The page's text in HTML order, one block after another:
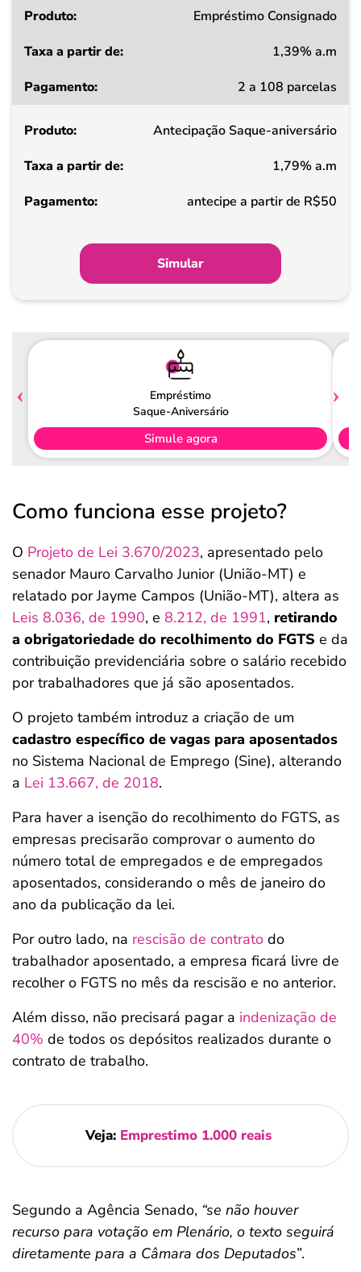
Produto
a
de
Pagamento
Empréstimo Consignado
1,39% a.m
2 a 108 parcelas
Antecipação Saque-aniversário
1,79% a.m
antecipe a partir de R$50
Simular
Empréstimo
Saque-Aniversário
Simule agora
Como funciona esse projeto?
O Projeto de Lei 3.670/2023, apresentado pelo
senador Mauro Carvalho Junior (União-MT) e
relatado por Jayme Campos (União-MT), altera as
Leis 8.036, de 1990, e 8.212, de 1991, retirando
a obrigatoriedade do recolhimento do FGTS e da
contribuição previdenciária sobre o salário recebido
por trabalhadores que já são aposentados.
O projeto também introduz a criação de um
cadastro específico de vagas para aposentados
no Sistema Nacional de Emprego (Sine), alterando
a Lei 13.667, de 2018.
Para haver a isenção do recolhimento do FGTS, as
empresas precisarão comprovar o aumento do
número total de empregados e de empregados
aposentados, considerando o mês de janeiro do
ano da publicação da lei.
Por outro lado, na rescisão de contrato do
trabalhador aposentado, a empresa ficará livre de
recolher o FGTS no mês da rescisão e no anterior.
Além disso, não precisará pagar a indenização de
40% de todos os depósitos realizados durante o
contrato de trabalho.
Veja: Emprestimo 1.000 reais
Segundo a Agência Senado, “se não houver
recurso para votação em Plenário, o texto seguirá
diretamente para a Câmara dos Deputados”.